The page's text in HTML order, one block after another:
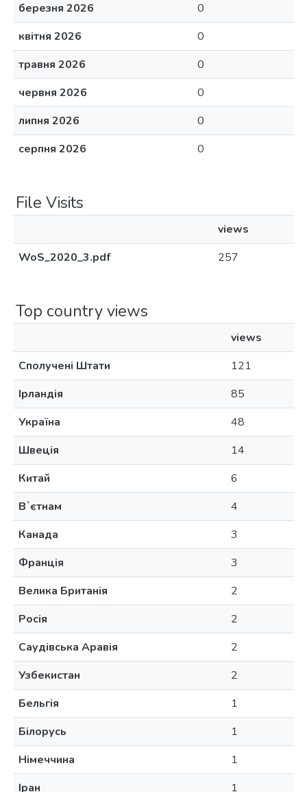
березня 2026
0
квітня 2026
0
травня 2026
0
червня 2026
0
липня 2026
0
серпня 2026
0
File Visits
views
WoS_2020_3.pdf
257
Top country views
views
Сполучені Штати
121
Ірландія
85
Україна
48
Швеція
14
Китай
6
Вʼєтнам
4
Канада
3
Франція
3
Велика Британія
2
Росія
2
Саудівська Аравія
2
Узбекистан
2
Бельгія
1
Білорусь
1
Німеччина
1
Іран
1